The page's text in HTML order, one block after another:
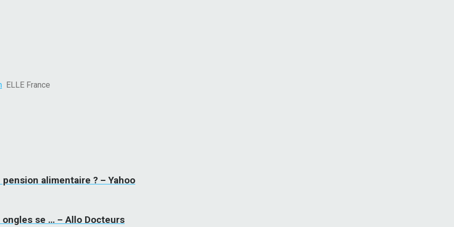
ELLE France
alimentaire ? – Yahoo
se … – Allo Docteurs